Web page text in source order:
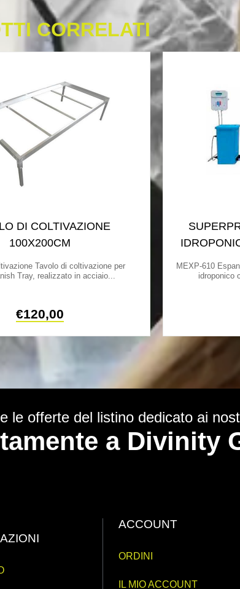
CORRELATI
DI COLTIVAZIONE
100X200CM
Tavolo di coltivazione per
Tray, realizzato in acciaio...
€120,00
MEXP-610
idroponico
le offerte del listino dedicato ai
a Divinity
ACCOUNT
ORDINI
IL MIO ACCOUNT